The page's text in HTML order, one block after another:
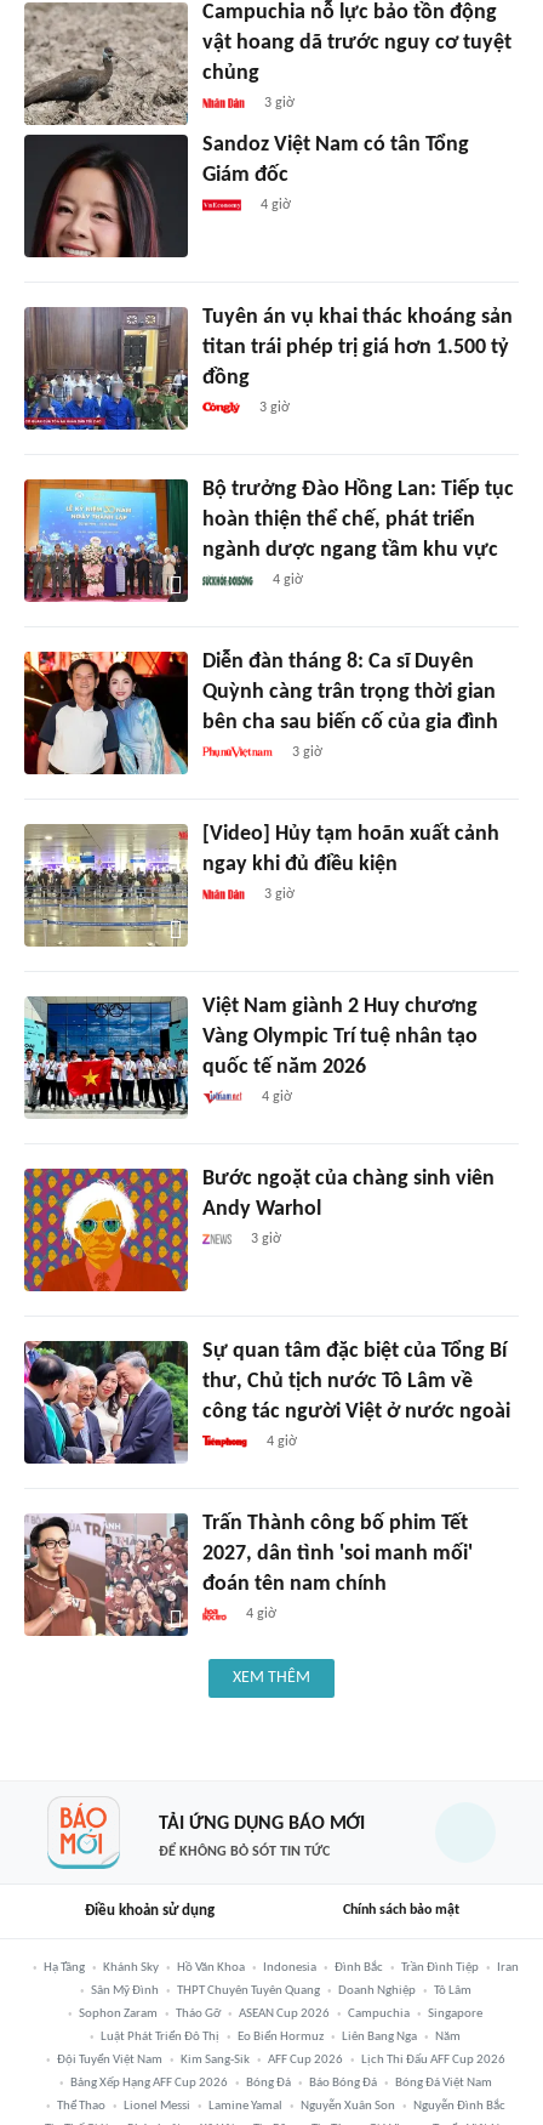
Campuchia nỗ lực bảo tồn động
vật hoang dã trước nguy cơ tuyệt
chủng
3 giờ
Sandoz Việt Nam có tân Tổng
Giám đốc
4 giờ
Tuyên án vụ khai thác khoáng sản
titan trái phép trị giá hơn 1.500 tỷ
đồng
3 giờ
Bộ trưởng Đào Hồng Lan: Tiếp tục
hoàn thiện thể chế, phát triển
ngành dược ngang tầm khu vực
4 giờ
Diễn đàn tháng 8: Ca sĩ Duyên
Quỳnh càng trân trọng thời gian
bên cha sau biến cố của gia đình
3 giờ
[Video] Hủy tạm hoãn xuất cảnh
ngay khi đủ điều kiện
3 giờ
Việt Nam giành 2 Huy chương
Vàng Olympic Trí tuệ nhân tạo
quốc tế năm 2026
4 giờ
Bước ngoặt của chàng sinh viên
Andy Warhol
3 giờ
Sự quan tâm đặc biệt của Tổng Bí
thư, Chủ tịch nước Tô Lâm về
công tác người Việt ở nước ngoài
4 giờ
Trấn Thành công bố phim Tết
2027, dân tình 'soi manh mối'
đoán tên nam chính
4 giờ
XEM THÊM
TẢI ỨNG DỤNG BÁO MỚI
ĐỂ KHÔNG BỎ SÓT TIN TỨC
Điều khoản sử dụng Chính sách bảo mật
Hạ Tầng Khánh Sky Hồ Văn Khoa Indonesia Đình Bắc Trần Đình Tiệp
Iran
Sân Mỹ Đình
THPT Chuyên Tuyên Quang Doanh Nghiệp
Tô Lâm
Sophon Zaram
Tháo Gỡ ASEAN Cup 2026 Campuchia
Singapore
Luật Phát Triển Đô Thị
Eo Biển Hormuz Liên Bang Nga
Năm
Đội Tuyển Việt Nam
Kim Sang-Sik AFF Cup 2026
Lịch Thi Đấu AFF Cup 2026
Bảng Xếp Hạng AFF Cup 2026
Bóng Đá Báo Bóng Đá
Bóng Đá Việt Nam
Thể Thao
Lionel Messi Lamine Yamal Nguyễn Xuân Son
Nguyễn Đình Bắc